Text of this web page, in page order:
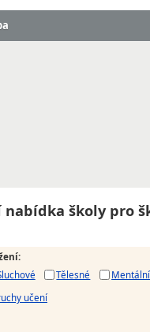
nabídka školy pro
:
Tělesné
Mentální
učení